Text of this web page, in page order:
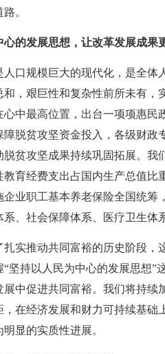
。
心的发展思想，让改革发展成果
规模巨大的现代化，是全体
和，艰巨性和复杂性前所未有
心中最高位置，出台一项项惠
障脱贫攻坚资金投入，各级财
贫攻坚成果持续巩固拓展。我
育经费支出占国内生产总值
业职工基本养老保险全国统筹
系、社会保障体系、医疗卫生
推动共同富裕的历史阶段，
“坚持以人民为中心的发展思想”
展中促进共同富裕。我们将持
，在经济发展和财力可持续基
显的实质性进展。